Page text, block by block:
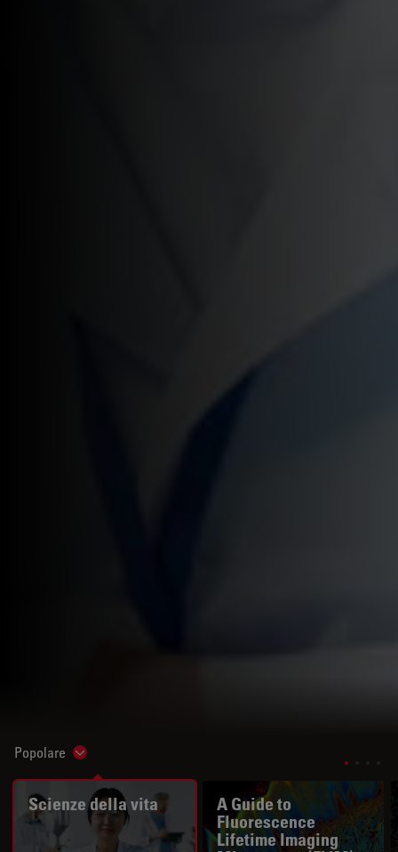
Popolare Show subnavigation
Scienze della vita
A Guide to
Fluorescence
Lifetime Imaging